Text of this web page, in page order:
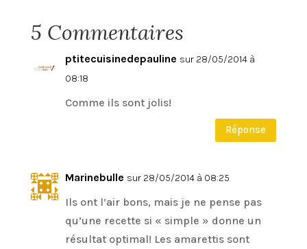
5 Commentaires
ptitecuisinedepauline sur 28/05/2014 à
08:18
Comme ils sont jolis!
Réponse
Marinebulle sur 28/05/2014 à 08:25
Ils ont l’air bons, mais je ne pense pas
qu’une recette si « simple » donne un
résultat optimal! Les amarettis sont